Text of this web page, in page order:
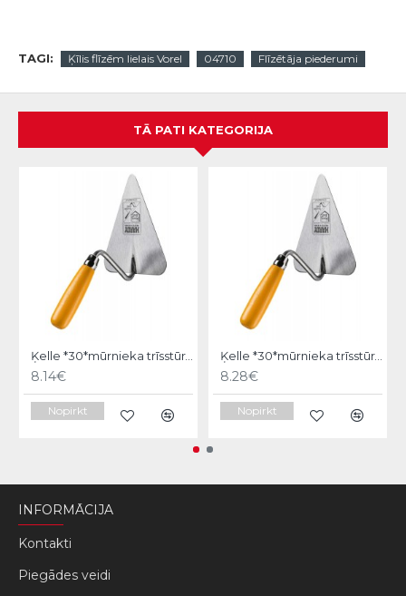
TAGI: Ķīlis flīzēm lielais Vorel 04710 Flīzētāja piederumi
TĀ PATI KATEGORIJA
Ķelle *30*mūrnieka trīsstūra 18cm, Hardy
8.14€
Nopirkt
Ķelle *30*mūrnieka trīsstūra 20cm, Hardy
8.28€
Nopirkt
INFORMĀCIJA
Kontakti
Piegādes veidi